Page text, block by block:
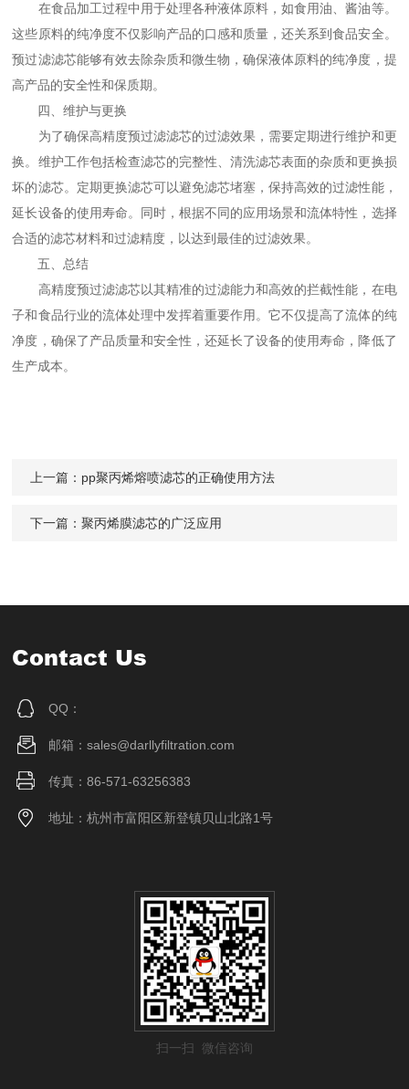
在食品加工过程中用于处理各种液体原料，如食用油、酱油等。
这些原料的纯净度不仅影响产品的口感和质量，还关系到食品安全。
预过滤滤芯能够有效去除杂质和微生物，确保液体原料的纯净度，提
高产品的安全性和保质期。
四、维护与更换
为了确保高精度预过滤滤芯的过滤效果，需要定期进行维护和更
换。维护工作包括检查滤芯的完整性、清洗滤芯表面的杂质和更换损
坏的滤芯。定期更换滤芯可以避免滤芯堵塞，保持高效的过滤性能，
延长设备的使用寿命。同时，根据不同的应用场景和流体特性，选择
合适的滤芯材料和过滤精度，以达到最佳的过滤效果。
五、总结
高精度预过滤滤芯以其精准的过滤能力和高效的拦截性能，在电
子和食品行业的流体处理中发挥着重要作用。它不仅提高了流体的纯
净度，确保了产品质量和安全性，还延长了设备的使用寿命，降低了
生产成本。
上一篇： pp聚丙烯熔喷滤芯的正确使用方法
下一篇：聚丙烯膜滤芯的广泛应用
Contact Us
QQ：
邮箱：sales@darllyfiltration.com
传真：86-571-63256383
地址：杭州市富阳区新登镇贝山北路1号
扫一扫 微信咨询